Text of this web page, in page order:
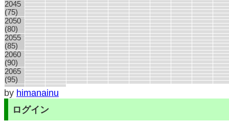
2045
(75)
2050
(80)
2055
(85)
2060
(90)
2065
(95)
by himanainu
ログイン